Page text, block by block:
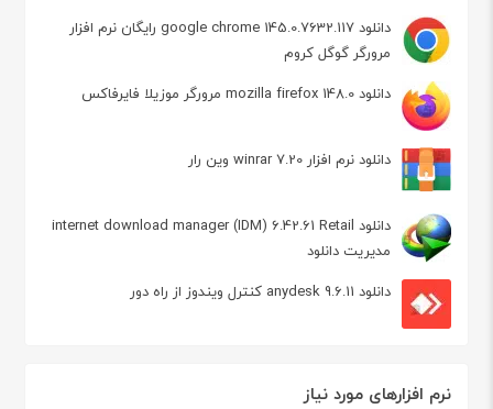
دانلود google chrome 145.0.7632.117 رایگان نرم افزار
مرورگر گوگل کروم
دانلود mozilla firefox 148.0 مرورگر موزیلا فایرفاکس
دانلود نرم افزار winrar 7.20 وین رار
دانلود internet download manager (IDM) 6.42.61 Retail
مدیریت دانلود
دانلود anydesk 9.6.11 کنترل ویندوز از راه دور
نرم افزارهای مورد نیاز